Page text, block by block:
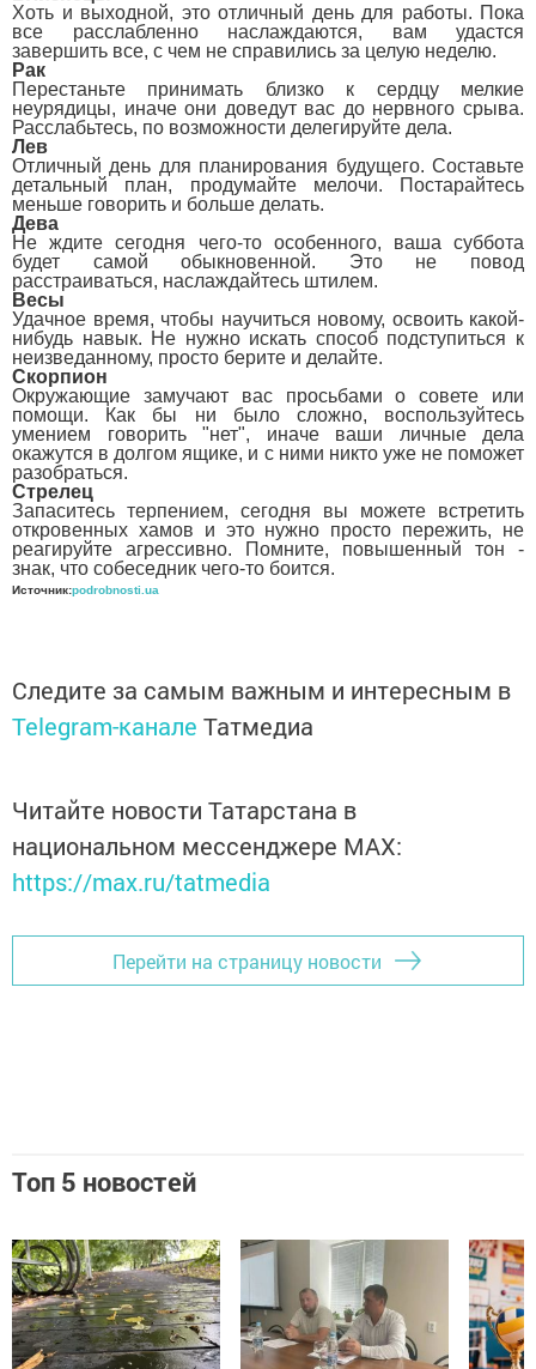
Хоть и выходной, это отличный день для работы. Пока
все расслабленно наслаждаются, вам удастся
завершить все, с чем не справились за целую неделю.
Рак
Перестаньте принимать близко к сердцу мелкие
неурядицы, иначе они доведут вас до нервного срыва.
Расслабьтесь, по возможности делегируйте дела.
Лев
Отличный день для планирования будущего. Составьте
детальный план, продумайте мелочи. Постарайтесь
меньше говорить и больше делать.
Дева
Не ждите сегодня чего-то особенного, ваша суббота
будет самой обыкновенной. Это не повод
расстраиваться, наслаждайтесь штилем.
Весы
Удачное время, чтобы научиться новому, освоить какой-
нибудь навык. Не нужно искать способ подступиться к
неизведанному, просто берите и делайте.
Скорпион
Окружающие замучают вас просьбами о совете или
помощи. Как бы ни было сложно, воспользуйтесь
умением говорить "нет", иначе ваши личные дела
окажутся в долгом ящике, и с ними никто уже не поможет
разобраться.
Стрелец
Запаситесь терпением, сегодня вы можете встретить
откровенных хамов и это нужно просто пережить, не
реагируйте агрессивно. Помните, повышенный тон -
знак, что собеседник чего-то боится.
Источник:podrobnosti.ua
Следите за самым важным и интересным в
Telegram-канале Татмедиа
Читайте новости Татарстана в
национальном мессенджере MАХ:
https://max.ru/tatmedia
Перейти на страницу новости
Топ 5 новостей